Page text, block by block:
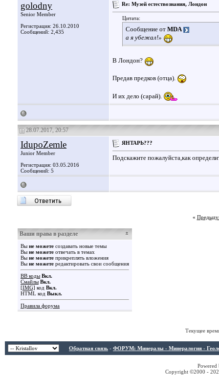
golodny
Senior Member
Регистрация: 26.10.2010
Сообщений: 2,435
Re: Музей естествознания, Лондон
Цитата:
Сообщение от MDA
а я убежал!»
В Лондон?
Предав предков (отца).
И их дело (сарай).
28.07.2017, 20:57
IdupoZemle
Junior Member
Регистрация: 03.05.2016
Сообщений: 5
ЯНТАРЬ???
Подскажите пожалуйста,как
«
Ваши права в разделе
Вы не можете создавать новые темы
Вы не можете отвечать в темах
Вы не можете прикреплять вложения
Вы не можете редактировать свои сообщения
BB коды Вкл.
Смайлы Вкл.
[IMG] код Вкл.
HTML код Выкл.
Правила форума
Текущее
Обратная связь - ФОРУМ: Минералы - Минералогия -
Copyright ©2000 -